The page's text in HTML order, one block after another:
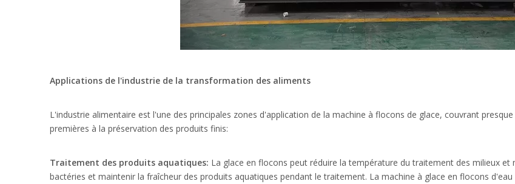
Applications de l'industrie de la transformation des aliments
L'industrie alimentaire est l'une des principales zones d'application de la machine à flocons de glace, couvrant
premières à la préservation des produits finis:
Traitement des produits aquatiques: La glace en flocons peut réduire la température du traitement des milieux
bactéries et maintenir la fraîcheur des produits aquatiques pendant le traitement. La machine à glace en flocons